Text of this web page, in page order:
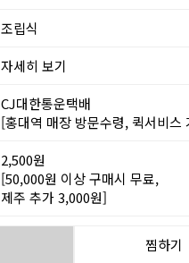
조립식
자세히 보기
CJ대한통운택배
[홍대역 매장 방문수령, 퀵서비스
2,500원
[50,000원 이상 구매시 무료,
제주 추가 3,000원]
찜하기